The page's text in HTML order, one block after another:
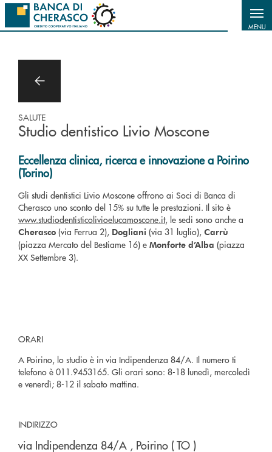
Salta al contenuto principale
MENU
SALUTE
Studio dentistico Livio Moscone
Eccellenza clinica, ricerca e innovazione a Poirino
(Torino)
Gli studi dentistici Livio Moscone offrono ai Soci di Banca di
Cherasco uno sconto del 15% su tutte le prestazioni. Il sito è
www.studiodentisticolivioelucamoscone.it, le sedi sono anche a
Cherasco (via Ferrua 2), Dogliani (via 31 luglio), Carrù
(piazza Mercato del Bestiame 16) e Monforte d’Alba (piazza
XX Settembre 3).
ORARI
A Poirino, lo studio è in via Indipendenza 84/A. Il numero ti
telefono è 011.9453165. Gli orari sono: 8-18 lunedì, mercoledì
e venerdì; 8-12 il sabato mattina.
INDIRIZZO
via Indipendenza 84/A , Poirino ( TO )